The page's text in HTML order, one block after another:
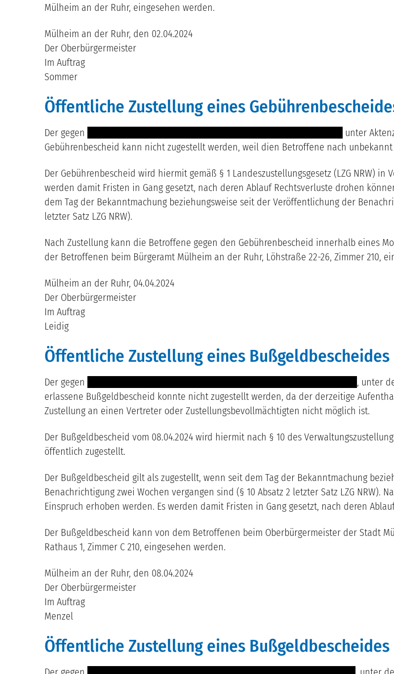
Mülheim an der Ruhr, eingesehen werden.
Mülheim an der Ruhr, den 02.04.2024
Der Oberbürgermeister
Im Auftrag
Sommer
Öffentliche Zustellung eines
Der gegen unter
Gebührenbescheid kann nicht zugestellt werden, weil dien Betroffene nach
Der Gebührenbescheid wird hiermit gemäß § 1 Landeszustellungsgesetz (LZG NRW) in
werden damit Fristen in Gang gesetzt, nach deren Ablauf Rechtsverluste drohen
dem Tag der Bekanntmachung beziehungsweise seit der Veröffentlichung der
letzter Satz LZG NRW).
Nach Zustellung kann die Betroffene gegen den Gebührenbescheid innerhalb eines
der Betroffenen beim Bürgeramt Mülheim an der Ruhr, Löhstraße 22-26, Zimmer 210,
Mülheim an der Ruhr, 04.04.2024
Der Oberbürgermeister
Im Auftrag
Leidig
Öffentliche Zustellung eines Bußgeldbescheides
Der gegen
, unter
erlassene Bußgeldbescheid konnte nicht zugestellt werden, da der derzeitige
Zustellung an einen Vertreter oder Zustellungsbevollmächtigten nicht möglich ist.
Der Bußgeldbescheid vom 08.04.2024 wird hiermit nach § 10 des
öffentlich zugestellt.
Der Bußgeldbescheid gilt als zugestellt, wenn seit dem Tag der Bekanntmachung
Benachrichtigung zwei Wochen vergangen sind (§ 10 Absatz 2 letzter Satz LZG NRW).
Einspruch erhoben werden. Es werden damit Fristen in Gang gesetzt, nach deren
Der Bußgeldbescheid kann von dem Betroffenen beim Oberbürgermeister der Stadt
Rathaus 1, Zimmer C 210, eingesehen werden.
Mülheim an der Ruhr, den 08.04.2024
Der Oberbürgermeister
Im Auftrag
Menzel
Öffentliche Zustellung eines Bußgeldbescheides